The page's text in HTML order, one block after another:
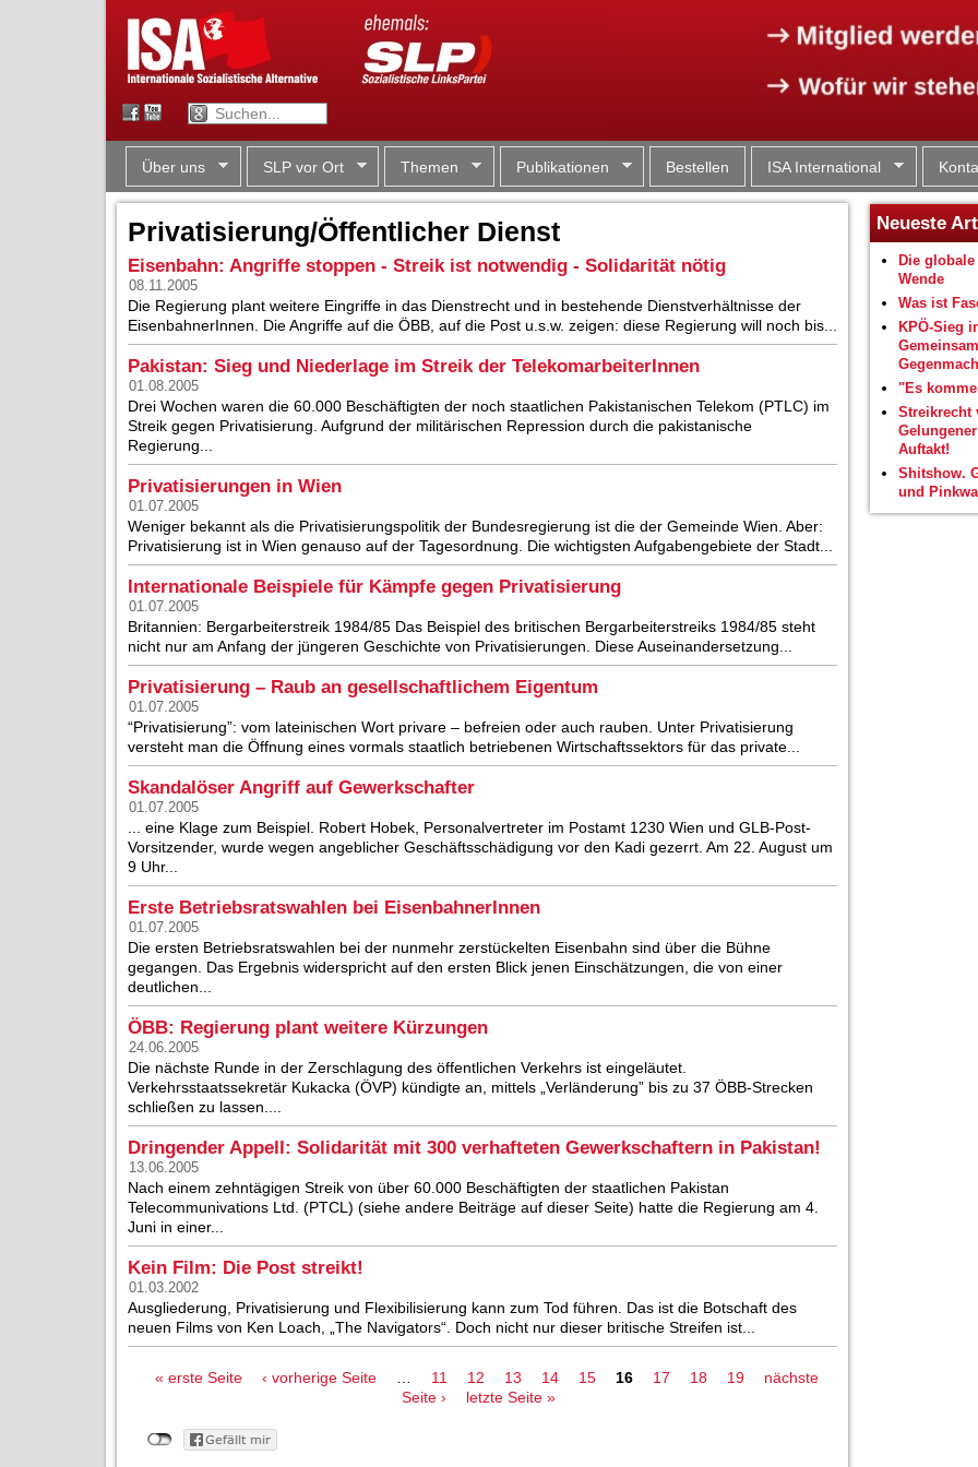
Über uns SLP vor Ort Themen Publikationen Bestellen ISA International
Privatisierung/Öffentlicher Dienst
Eisenbahn: Angriffe stoppen - Streik ist notwendig - Solidarität nötig
08.11.2005
Die Regierung plant weitere Eingriffe in das Dienstrecht und in bestehende Dienstverhältnisse der
EisenbahnerInnen. Die Angriffe auf die ÖBB, auf die Post u.s.w. zeigen: diese Regierung will noch bis...
Pakistan: Sieg und Niederlage im Streik der TelekomarbeiterInnen
01.08.2005
Drei Wochen waren die 60.000 Beschäftigten der noch staatlichen Pakistanischen Telekom (PTLC) im
Streik gegen Privatisierung. Aufgrund der militärischen Repression durch die pakistanische
Regierung...
Privatisierungen in Wien
01.07.2005
Weniger bekannt als die Privatisierungspolitik der Bundesregierung ist die der Gemeinde Wien. Aber:
Privatisierung ist in Wien genauso auf der Tagesordnung. Die wichtigsten Aufgabengebiete der Stadt...
Internationale Beispiele für Kämpfe gegen Privatisierung
01.07.2005
Britannien: Bergarbeiterstreik 1984/85 Das Beispiel des britischen Bergarbeiterstreiks 1984/85 steht
nicht nur am Anfang der jüngeren Geschichte von Privatisierungen. Diese Auseinandersetzung...
Privatisierung – Raub an gesellschaftlichem Eigentum
01.07.2005
“Privatisierung”: vom lateinischen Wort privare – befreien oder auch rauben. Unter Privatisierung
versteht man die Öffnung eines vormals staatlich betriebenen Wirtschaftssektors für das private...
Skandalöser Angriff auf Gewerkschafter
01.07.2005
... eine Klage zum Beispiel. Robert Hobek, Personalvertreter im Postamt 1230 Wien und GLB-Post-
Vorsitzender, wurde wegen angeblicher Geschäftsschädigung vor den Kadi gezerrt. Am 22. August um
9 Uhr...
Erste Betriebsratswahlen bei EisenbahnerInnen
01.07.2005
Die ersten Betriebsratswahlen bei der nunmehr zerstückelten Eisenbahn sind über die Bühne
gegangen. Das Ergebnis widerspricht auf den ersten Blick jenen Einschätzungen, die von einer
deutlichen...
ÖBB: Regierung plant weitere Kürzungen
24.06.2005
Die nächste Runde in der Zerschlagung des öffentlichen Verkehrs ist eingeläutet.
Verkehrsstaatssekretär Kukacka (ÖVP) kündigte an, mittels „Verländerung” bis zu 37 ÖBB-Strecken
schließen zu lassen....
Dringender Appell: Solidarität mit 300 verhafteten Gewerkschaftern in Pakistan!
13.06.2005
Nach einem zehntägigen Streik von über 60.000 Beschäftigten der staatlichen Pakistan
Telecommunivations Ltd. (PTCL) (siehe andere Beiträge auf dieser Seite) hatte die Regierung am 4.
Juni in einer...
Kein Film: Die Post streikt!
01.03.2002
Ausgliederung, Privatisierung und Flexibilisierung kann zum Tod führen. Das ist die Botschaft des
neuen Films von Ken Loach, „The Navigators“. Doch nicht nur dieser britische Streifen ist...
Seiten
« erste Seite ‹ vorherige Seite 11 12 13 14 15 16 17 18 19
nächste
Seite ›
letzte Seite »
Neueste
Die
Wende
Was ist
KPÖ-Sieg
"Es
Streikrecht
Auftakt!
Shitshow.
und